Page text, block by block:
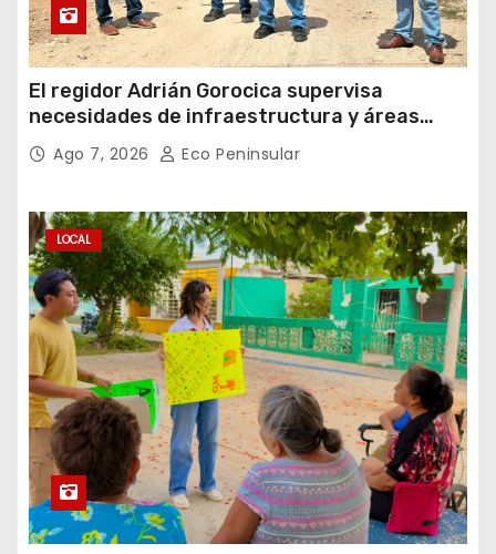
El regidor Adrián Gorocica supervisa
necesidades de infraestructura y áreas
públicas en la comisaría de Caucel
Ago 7, 2026 Eco Peninsular
LOCAL